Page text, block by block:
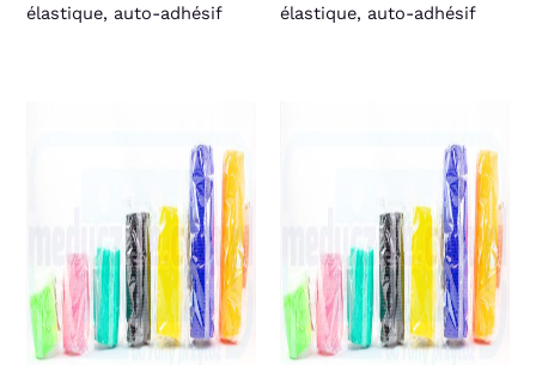
élastique, auto-adhésif
élastique, auto-adhésif